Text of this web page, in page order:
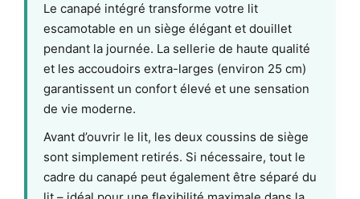
Le canapé intégré transforme votre lit
escamotable en un siège élégant et douillet
pendant la journée. La sellerie de haute qualité
et les accoudoirs extra-larges (environ 25 cm)
garantissent un confort élevé et une sensation
de vie moderne.
Avant d’ouvrir le lit, les deux coussins de siège
sont simplement retirés. Si nécessaire, tout le
cadre du canapé peut également être séparé du